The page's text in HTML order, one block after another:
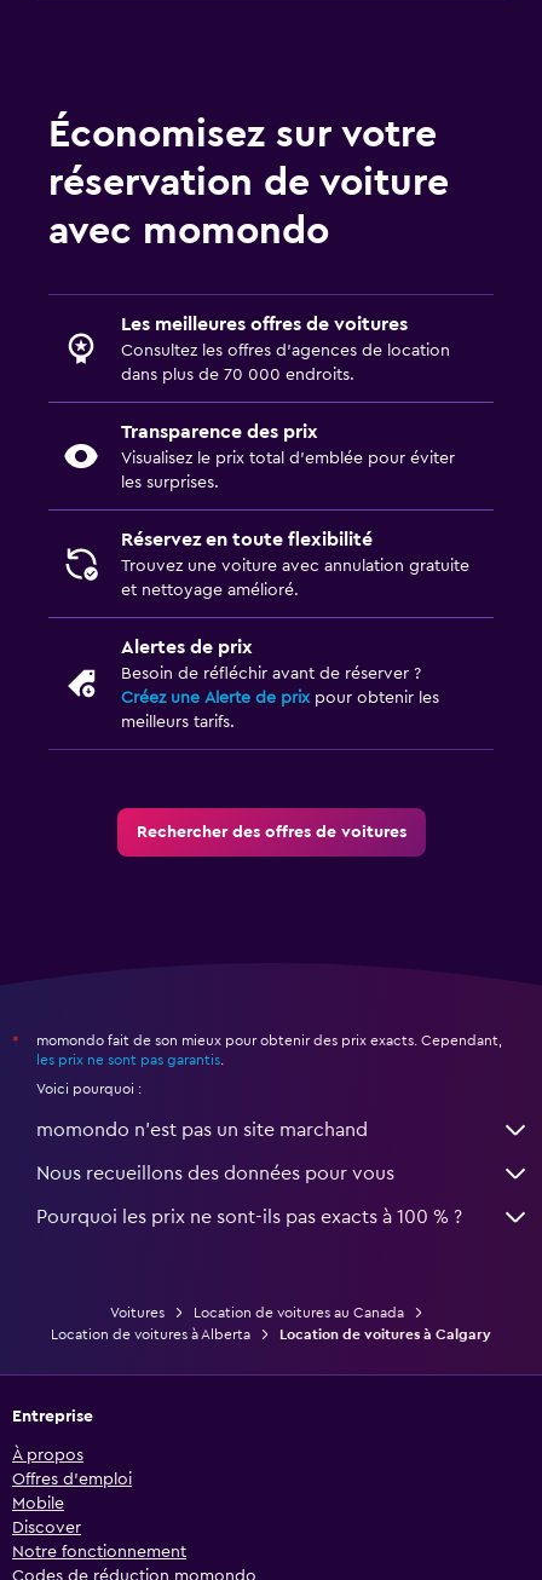
Économisez sur votre
réservation de voiture
avec momondo
Les meilleures offres de voitures
Consultez les offres d’agences de location
dans plus de 70 000 endroits.
Transparence des prix
Visualisez le prix total d’emblée pour éviter
les surprises.
Réservez en toute flexibilité
Trouvez une voiture avec annulation gratuite
et nettoyage amélioré.
Alertes de prix
Besoin de réfléchir avant de réserver ?
Créez une Alerte de prixpour obtenir les
meilleurs tarifs.
Rechercher des offres de voitures
*
momondo fait de son mieux pour obtenir des prix exacts. Cependant,
les prix ne sont pas garantis
Voici pourquoi :
momondo n'est pas un site marchand
Nous recueillons des données pour vous
Pourquoi les prix ne sont-ils pas exacts à 100 % ?
Voitures
Location de voitures au Canada
Location de voitures à Alberta
Location de voitures à Calgary
Entreprise
À propos
Offres d’emploi
Mobile
Discover
Notre fonctionnement
Codes de réduction momondo